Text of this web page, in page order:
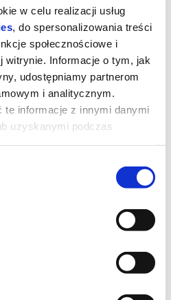
w celu realizacji usług
, do spersonalizowania treści
społecznościowe i
witrynie. Informacje o tym, jak
udostępniamy partnerom
i analitycznym.
te informacje z innymi danymi
uzyskanymi podczas